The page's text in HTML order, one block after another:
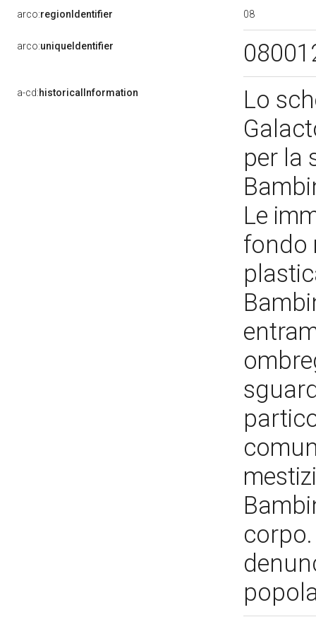
arco:regionIdentifier 08
arco:uniqueIdentifier
a-cd:historicalInformation
Lo
per la
Le
fondo